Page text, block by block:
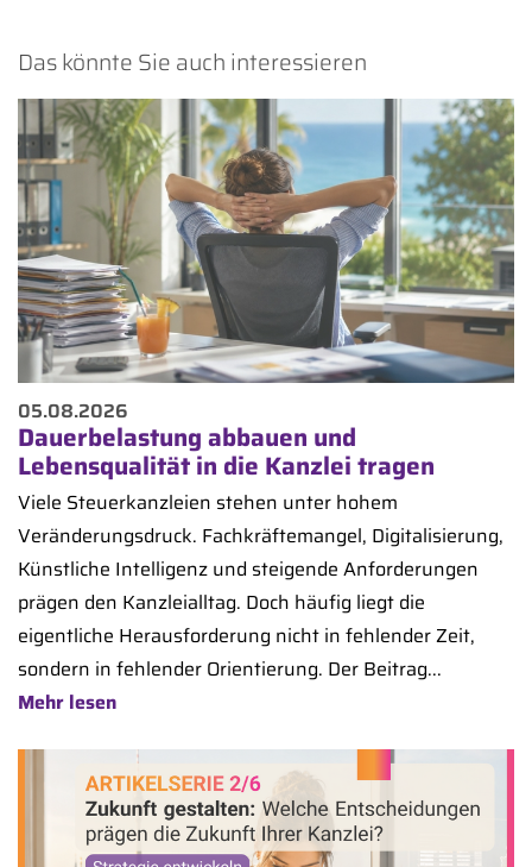
Das könnte Sie auch interessieren
05.08.2026
Dauerbelastung abbauen und
Lebensqualität in die Kanzlei tragen
Viele Steuerkanzleien stehen unter hohem
Veränderungsdruck. Fachkräftemangel, Digitalisierung,
Künstliche Intelligenz und steigende Anforderungen
prägen den Kanzleialltag. Doch häufig liegt die
eigentliche Herausforderung nicht in fehlender Zeit,
sondern in fehlender Orientierung. Der Beitrag...
Mehr lesen